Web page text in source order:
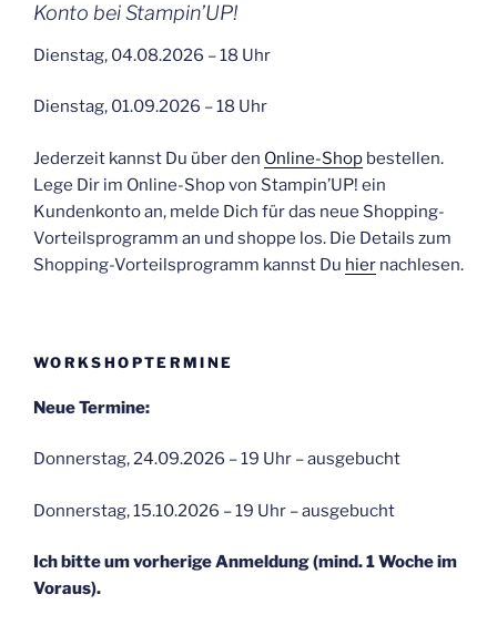
Konto bei Stampin’UP!
Dienstag, 04.08.2026 – 18 Uhr
Dienstag, 01.09.2026 – 18 Uhr
Jederzeit kannst Du über den Online-Shop bestellen.
Lege Dir im Online-Shop von Stampin’UP! ein
Kundenkonto an, melde Dich für das neue Shopping-
Vorteilsprogramm an und shoppe los. Die Details zum
Shopping-Vorteilsprogramm kannst Du hier nachlesen.
WORKSHOPTERMINE
Neue Termine:
Donnerstag, 24.09.2026 – 19 Uhr – ausgebucht
Donnerstag, 15.10.2026 – 19 Uhr – ausgebucht
Ich bitte um vorherige Anmeldung (mind. 1 Woche im
Voraus).